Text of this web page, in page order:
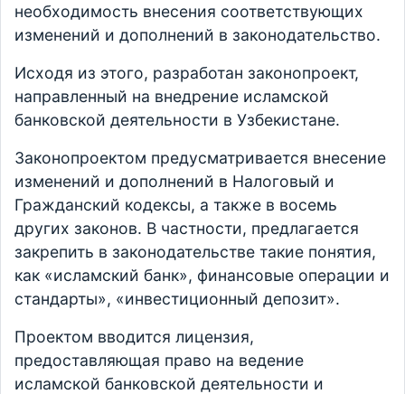
необходимость внесения соответствующих
изменений и дополнений в законодательство.
Исходя из этого, разработан законопроект,
направленный на внедрение исламской
банковской деятельности в Узбекистане.
Законопроектом предусматривается внесение
изменений и дополнений в Налоговый и
Гражданский кодексы, а также в восемь
других законов. В частности, предлагается
закрепить в законодательстве такие понятия,
как «исламский банк», финансовые операции и
стандарты», «инвестиционный депозит».
Проектом вводится лицензия,
предоставляющая право на ведение
исламской банковской деятельности и